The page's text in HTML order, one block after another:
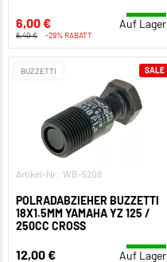
6,00 € Auf Lager
8,40 € -29% RABATT
BUZZETTI
Artikel-Nr.: WB-5208
POLRADABZIEHER BUZZETTI
18X1.5MM YAMAHA YZ 125 /
250CC CROSS
12,00 € Auf Lager
SALE